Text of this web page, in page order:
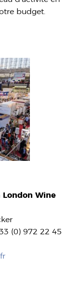
budget.
London Wine
(0) 972 22 45